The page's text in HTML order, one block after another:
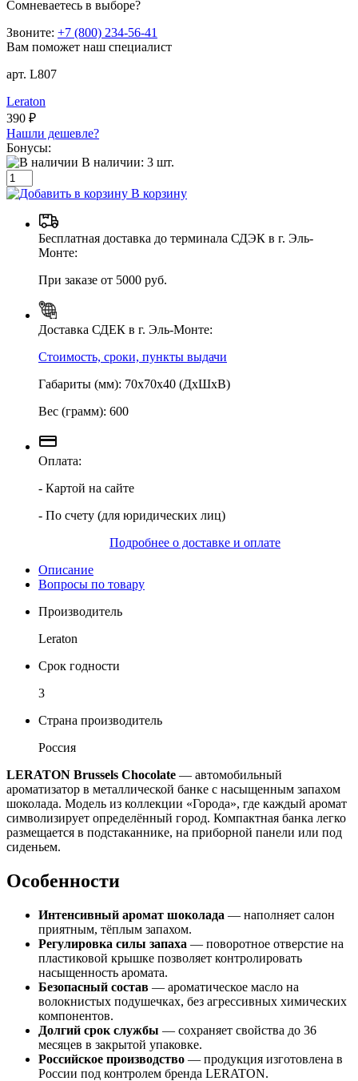
Сомневаетесь в выборе?
Звоните: +7 (800) 234-56-41
Вам поможет наш специалист
арт. L807
Leraton
390 ₽
Нашли дешевле?
Бонусы:
В наличии: 3 шт.
В корзину
Бесплатная доставка до терминала СДЭК в г. Эль-
Монте:
При заказе от 5000 руб.
Доставка СДЕК в г. Эль-Монте:
Стоимость, сроки, пункты выдачи
Габариты (мм): 70х70х40 (ДхШхВ)
Вес (грамм): 600
Оплата:
- Картой на сайте
- По счету (для юридических лиц)
Подробнее о доставке и оплате
Описание
Вопросы по товару
Производитель
Leraton
Срок годности
3
Страна производитель
Россия
LERATON Brussels Chocolate — автомобильный
ароматизатор в металлической банке с насыщенным запахом
шоколада. Модель из коллекции «Города», где каждый аромат
символизирует определённый город. Компактная банка легко
размещается в подстаканнике, на приборной панели или под
сиденьем.
Особенности
Интенсивный аромат шоколада — наполняет салон
приятным, тёплым запахом.
Регулировка силы запаха — поворотное отверстие на
пластиковой крышке позволяет контролировать
насыщенность аромата.
Безопасный состав — ароматическое масло на
волокнистых подушечках, без агрессивных химических
компонентов.
Долгий срок службы — сохраняет свойства до 36
месяцев в закрытой упаковке.
Российское производство — продукция изготовлена в
России под контролем бренда LERATON.